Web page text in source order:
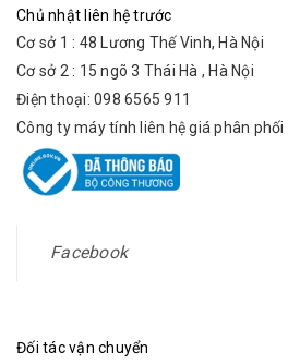
Chủ nhật liên hệ trước
Cơ sở 1 : 48 Lương Thế Vinh, Hà Nội
Cơ sở 2 : 15 ngõ 3 Thái Hà , Hà Nội
Điện thoại: 098 6565 911
Công ty máy tính liên hệ giá phân
Facebook
Đối tác vận chuyển